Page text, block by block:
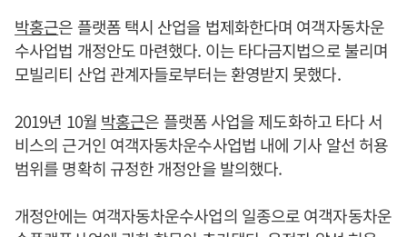
박홍근은 플랫폼 택시 산업을 법제화한다며 여객자동차운
수사업법 개정안도 마련했다. 이는 타다금지법으로 불리며
모빌리티 산업 관계자들로부터는 환영받지 못했다.
2019년 10월 박홍근은 플랫폼 사업을 제도화하고 타다 서
비스의 근거인 여객자동차운수사업법 내에 기사 알선 허용
범위를 명확히 규정한 개정안을 발의했다.
개정안에는 여객자동차운수사업의 일종으로 여객자동차운